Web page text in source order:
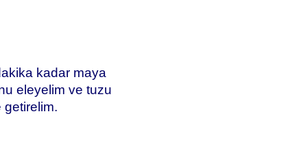
kadar maya
eleyelim ve tuzu
getirelim.